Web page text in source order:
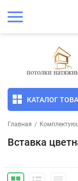
КАТАЛОГ
Главная /
Вставка